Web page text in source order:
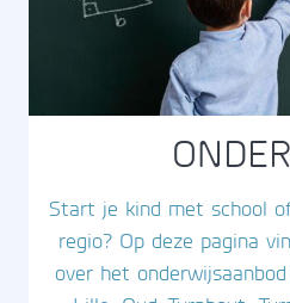
Start je kind met school
regio? Op deze pagina
over het